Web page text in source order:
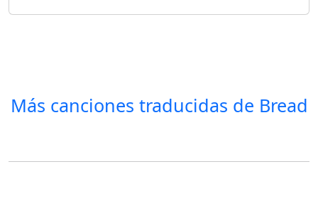
Más canciones traducidas de Bread